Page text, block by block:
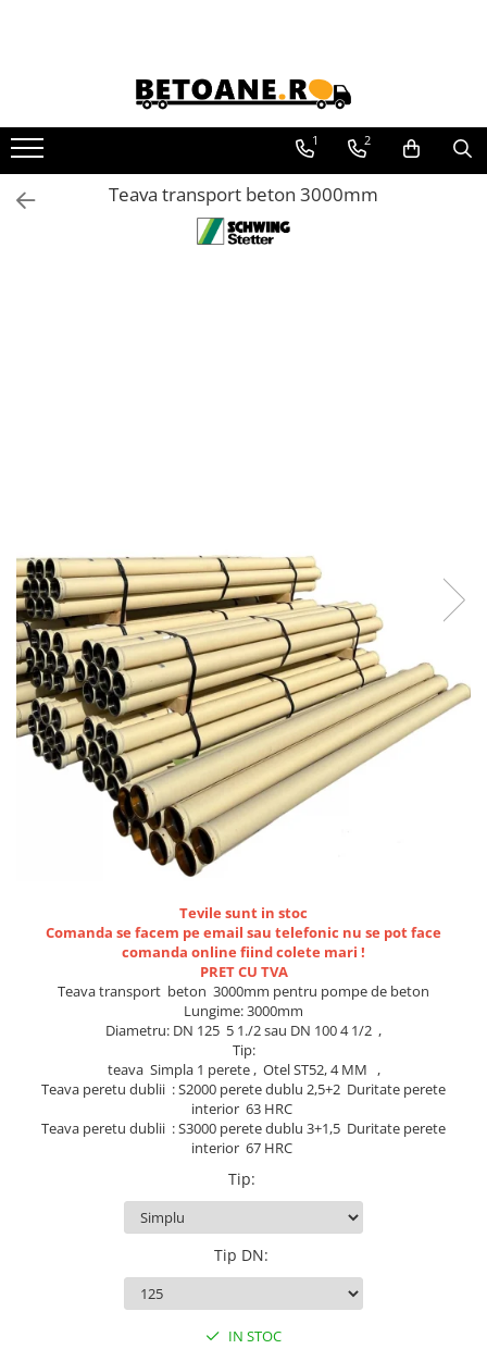
PIESE AUTOBETONIERE
AUTOBETONIERE STETTER
AUTOBETONIERE LIEBHERR
AUTOBETONIERE CIFA
AUTOBETONIERE KARENA
STATII DE BETOANE LIEBHERR
STATII DE BETOANE STETTER
1 2
Teava transport beton 3000mm
Tevile sunt in stoc
Comanda se facem pe email sau telefonic nu se pot face
comanda online fiind colete mari !
PRET CU TVA
Teava transport beton 3000mm pentru pompe de beton
Lungime: 3000mm
Diametru: DN 125 5 1./2 sau DN 100 4 1/2 ,
Tip:
teava Simpla 1 perete , Otel ST52, 4 MM ,
Teava peretu dublii : S2000 perete dublu 2,5+2 Duritate perete
interior 63 HRC
Teava peretu dublii : S3000 perete dublu 3+1,5 Duritate perete
interior 67 HRC
Tip:
Tip DN:
IN STOC